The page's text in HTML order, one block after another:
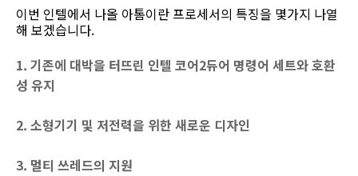
이번 인텔에서 나올 아톰이란 프로세서의 특징을 몇가지 나열
해 보겠습니다.
1. 기존에 대박을 터뜨린 인텔 코어2듀어 명령어 세트와 호환
성 유지
2. 소형기기 및 저전력을 위한 새로운 디자인
3. 멀티 쓰레드의 지원